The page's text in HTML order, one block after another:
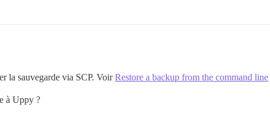
la sauvegarde via SCP. VoirRestore a backup from the command line
à Uppy ?